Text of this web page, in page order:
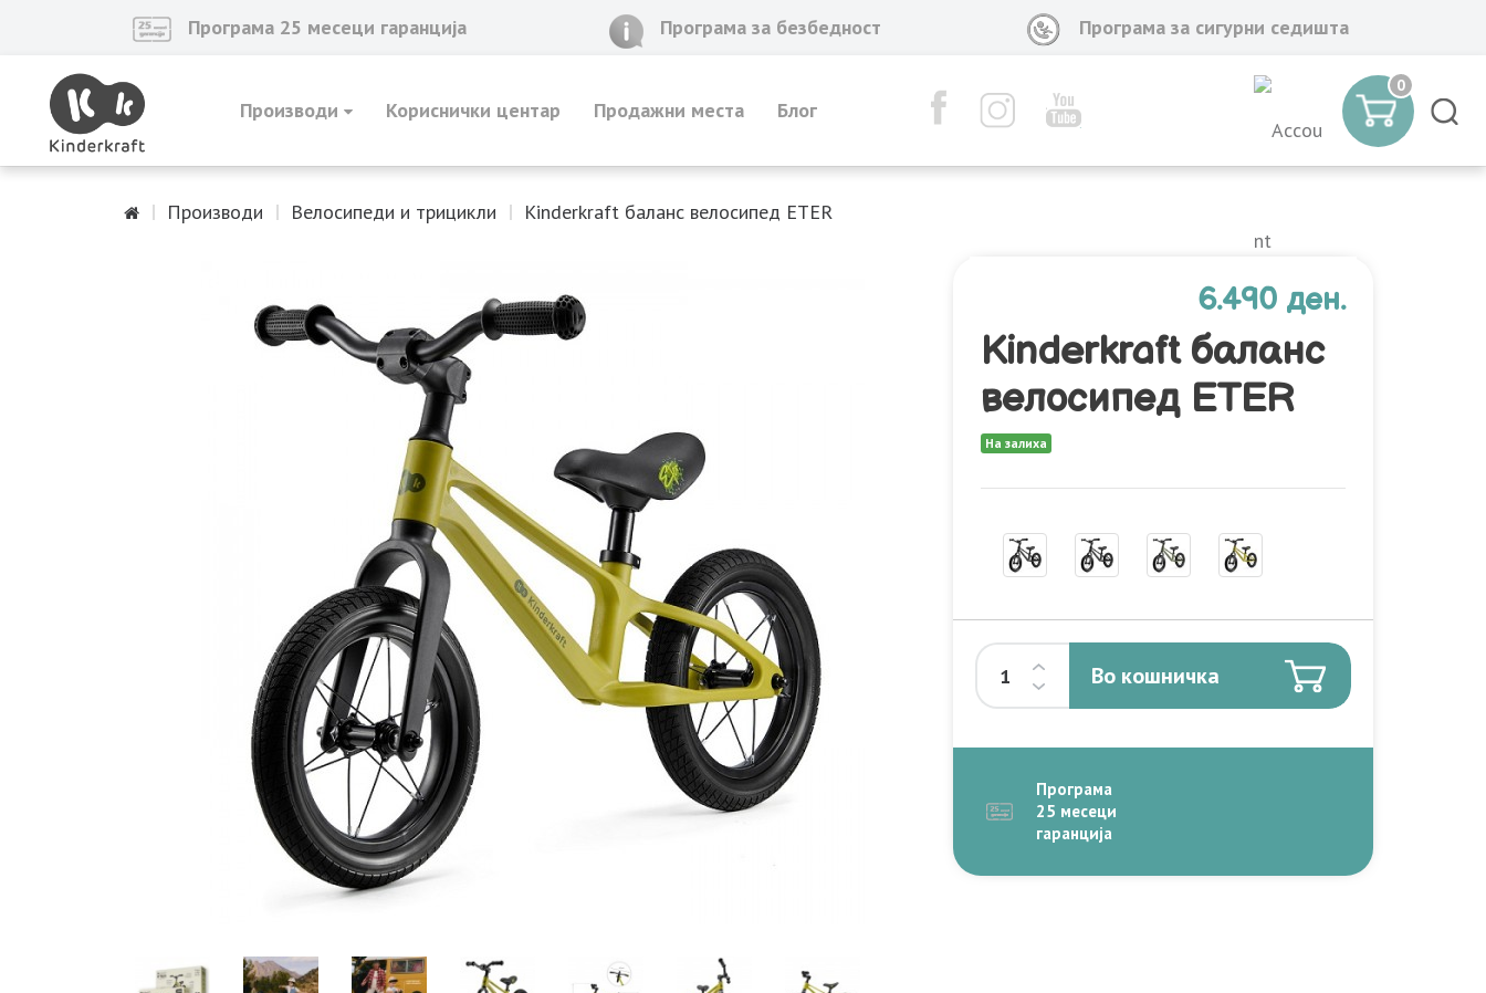
Програма 25 месеци гаранција Програма за безбедност Програма за сигурни седишта
Производи Кориснички центар Продажни места Блог
0
Производи Велосипеди и трицикли Kinderkraft баланс велосипед ETER
6.490 ден.
Kinderkraft баланс
велосипед ETER
На залиха
Во кошничка
Програма
25 месеци
гаранција